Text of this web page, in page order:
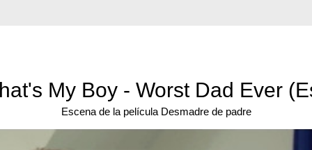
My Boy - Worst Dad Ever
Escena de la película Desmadre de padre